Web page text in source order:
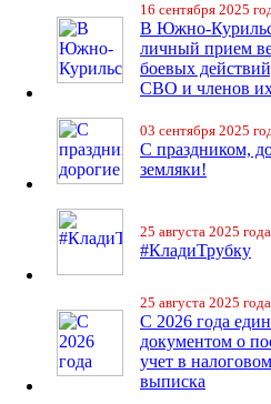
16 сентября 2025
В Южно-
личный прием
боевых
СВО и членов
03 сентября 2025
С праздником,
земляки!
25 августа 2025 года
#КладиТрубку
25 августа 2025 года
С 2026 года
документом о
учет в
выписка